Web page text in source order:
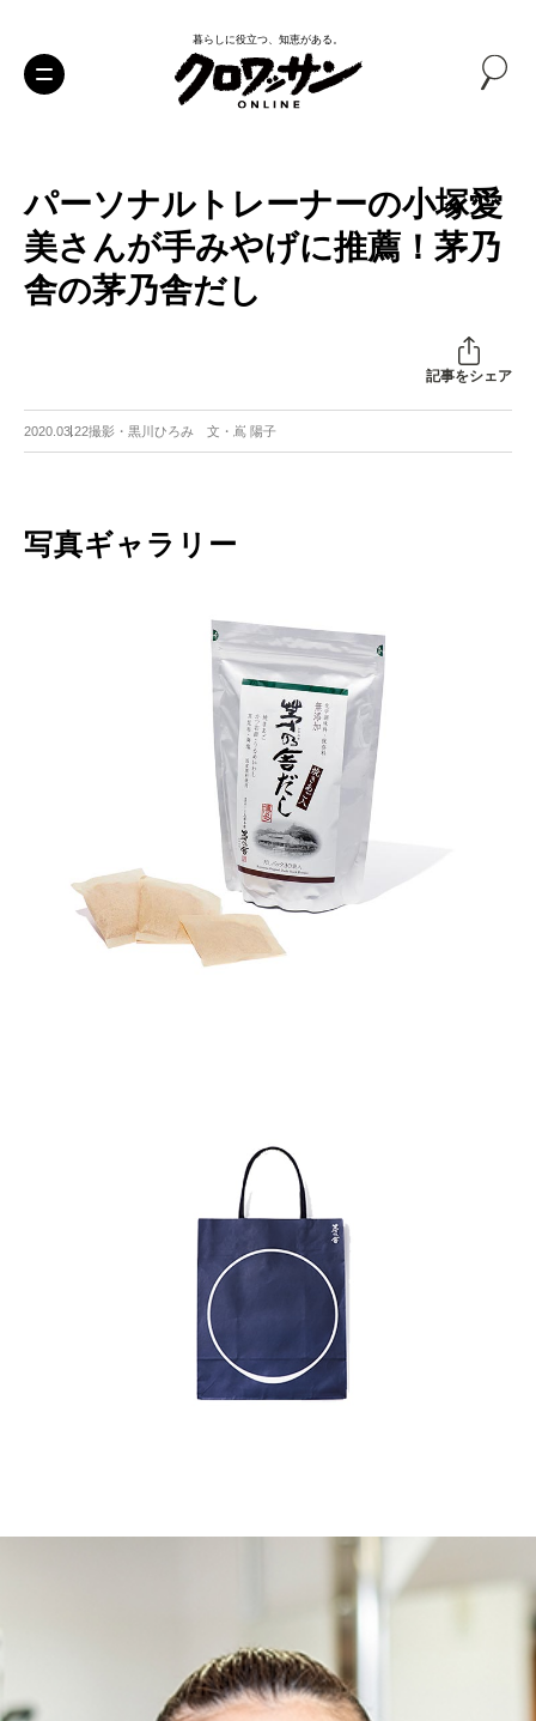
暮らしに役立つ、知恵がある。
パーソナルトレーナーの小塚愛
美さんが手みやげに推薦！茅乃
舎の茅乃舎だし
記事をシェア
2020.03.22撮影・黒川ひろみ 文・嶌 陽子
写真ギャラリー